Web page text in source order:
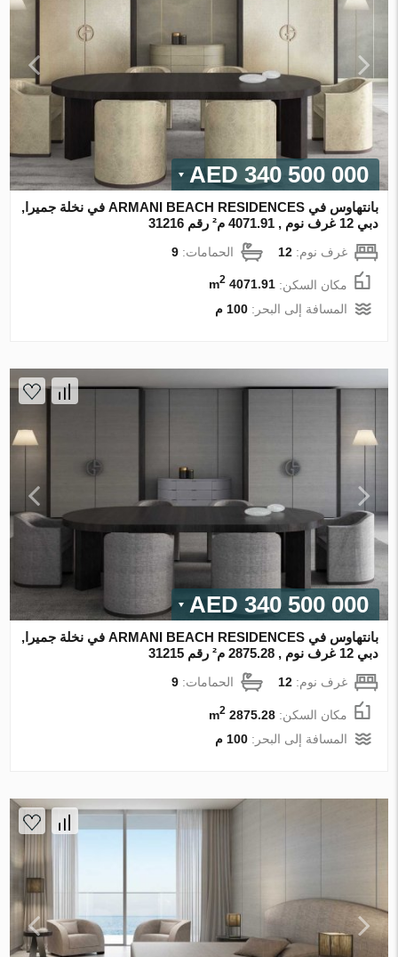
340 500 000 AED
بانتهاوس في ARMANI BEACH RESIDENCES في نخلة جميرا,
دبي 12 غرف نوم , 4071.91 م² رقم 31216
غرف نوم:12 الحمامات:9
مكان السكن:4071.91 m
2
المسافة إلى البحر:100 م
340 500 000 AED
بانتهاوس في ARMANI BEACH RESIDENCES في نخلة جميرا,
دبي 12 غرف نوم , 2875.28 م² رقم 31215
غرف نوم:12 الحمامات:9
مكان السكن:2875.28 m
2
المسافة إلى البحر:100 م